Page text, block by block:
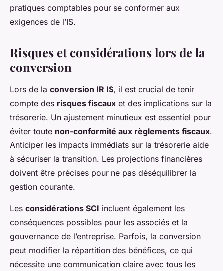
pratiques comptables pour se conformer aux
exigences de l’IS.
Risques et considérations lors de la
conversion
Lors de la conversion IR IS, il est crucial de tenir
compte des risques fiscaux et des implications sur la
trésorerie. Un ajustement minutieux est essentiel pour
éviter toute non-conformité aux règlements fiscaux.
Anticiper les impacts immédiats sur la trésorerie aide
à sécuriser la transition. Les projections financières
doivent être précises pour ne pas déséquilibrer la
gestion courante.
Les considérations SCI incluent également les
conséquences possibles pour les associés et la
gouvernance de l’entreprise. Parfois, la conversion
peut modifier la répartition des bénéfices, ce qui
nécessite une communication claire avec tous les